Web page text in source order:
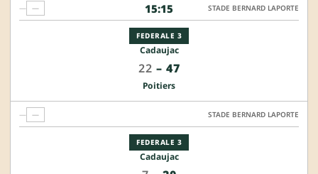
15:15
FEDERALE 3
Cadaujac
22 – 47
Poitiers
— — STADE BERNARD LAPORTE
FEDERALE 3
Cadaujac
— — STADE BERNARD LAPORTE